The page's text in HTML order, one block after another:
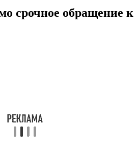
срочное обращение к